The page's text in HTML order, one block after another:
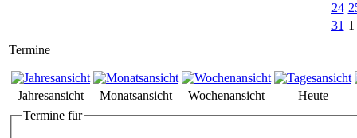
24
31 1
Termine
Jahresansicht Monatsansicht Wochenansicht
Heute
Termine für